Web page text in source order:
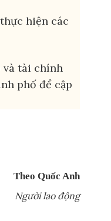
hiện các
và tài chính
phố để cập
Theo Quốc Anh
Người lao động